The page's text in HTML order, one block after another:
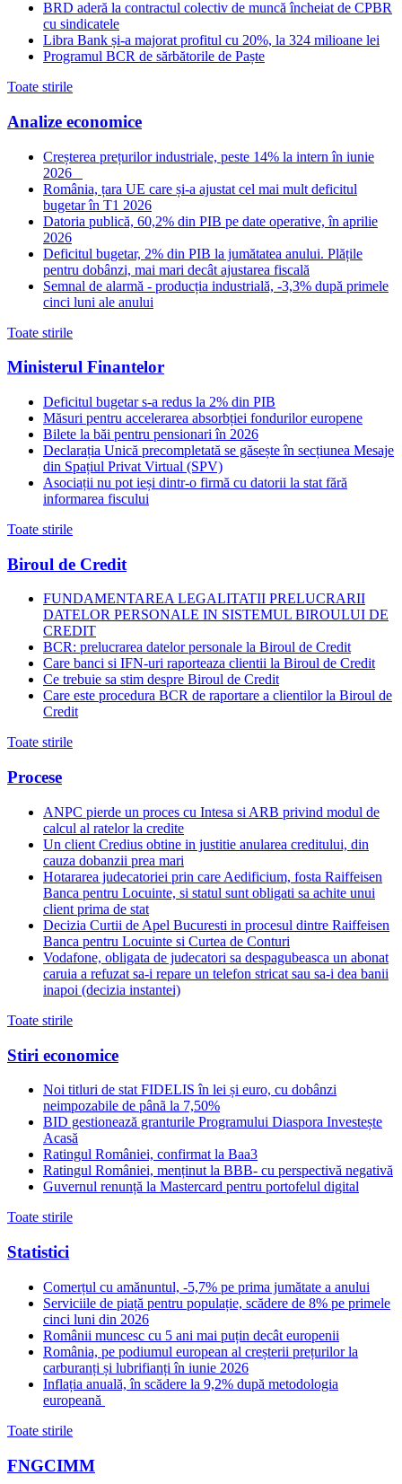
BRD aderă la contractul colectiv de muncă încheiat de CPBR
cu sindicatele
Libra Bank și-a majorat profitul cu 20%, la 324 milioane lei
Programul BCR de sărbătorile de Paște
Toate stirile
Analize economice
Creșterea prețurilor industriale, peste 14% la intern în iunie
2026
România, țara UE care și-a ajustat cel mai mult deficitul
bugetar în T1 2026
Datoria publică, 60,2% din PIB pe date operative, în aprilie
2026
Deficitul bugetar, 2% din PIB la jumătatea anului. Plățile
pentru dobânzi, mai mari decât ajustarea fiscală
Semnal de alarmă - producția industrială, -3,3% după primele
cinci luni ale anului
Toate stirile
Ministerul Finantelor
Deficitul bugetar s-a redus la 2% din PIB
Măsuri pentru accelerarea absorbției fondurilor europene
Bilete la băi pentru pensionari în 2026
Declarația Unică precompletată se găsește în secțiunea Mesaje
din Spațiul Privat Virtual (SPV)
Asociații nu pot ieși dintr-o firmă cu datorii la stat fără
informarea fiscului
Toate stirile
Biroul de Credit
FUNDAMENTAREA LEGALITATII PRELUCRARII
DATELOR PERSONALE IN SISTEMUL BIROULUI DE
CREDIT
BCR: prelucrarea datelor personale la Biroul de Credit
Care banci si IFN-uri raporteaza clientii la Biroul de Credit
Ce trebuie sa stim despre Biroul de Credit
Care este procedura BCR de raportare a clientilor la Biroul de
Credit
Toate stirile
Procese
ANPC pierde un proces cu Intesa si ARB privind modul de
calcul al ratelor la credite
Un client Credius obtine in justitie anularea creditului, din
cauza dobanzii prea mari
Hotararea judecatoriei prin care Aedificium, fosta Raiffeisen
Banca pentru Locuinte, si statul sunt obligati sa achite unui
client prima de stat
Decizia Curtii de Apel Bucuresti in procesul dintre Raiffeisen
Banca pentru Locuinte si Curtea de Conturi
Vodafone, obligata de judecatori sa despagubeasca un abonat
caruia a refuzat sa-i repare un telefon stricat sau sa-i dea banii
inapoi (decizia instantei)
Toate stirile
Stiri economice
Noi titluri de stat FIDELIS în lei și euro, cu dobânzi
neimpozabile de pânã la 7,50%
BID gestionează granturile Programului Diaspora Investește
Acasă
Ratingul României, confirmat la Baa3
Ratingul României, menținut la BBB- cu perspectivă negativă
Guvernul renunță la Mastercard pentru portofelul digital
Toate stirile
Statistici
Comerțul cu amănuntul, -5,7% pe prima jumătate a anului
Serviciile de piață pentru populație, scădere de 8% pe primele
cinci luni din 2026
Românii muncesc cu 5 ani mai puțin decât europenii
România, pe podiumul european al creșterii prețurilor la
carburanți și lubrifianți în iunie 2026
Inflația anuală, în scădere la 9,2% după metodologia
europeană
Toate stirile
FNGCIMM